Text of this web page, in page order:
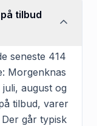
tilbud
seneste 414
Morgenknas
august og
tilbud, varer
går typisk